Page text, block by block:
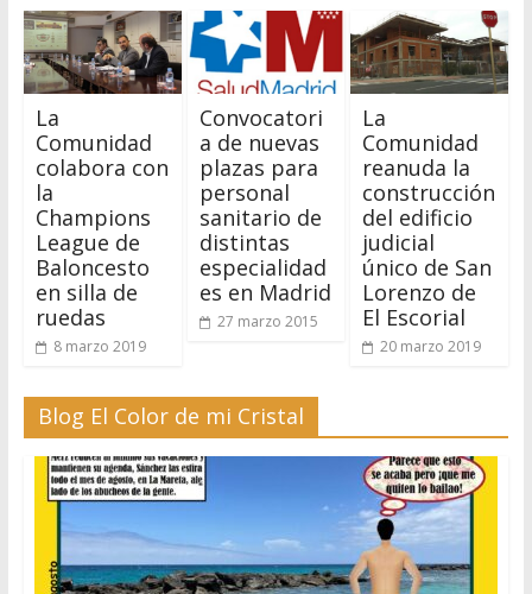
La
Comunidad
colabora con
la
Champions
League de
Baloncesto
en silla de
ruedas
8 marzo 2019
Convocatori
a de nuevas
plazas para
personal
sanitario de
distintas
especialidad
es en Madrid
27 marzo 2015
La
Comunidad
reanuda la
construcción
del edificio
judicial
único de San
Lorenzo de
El Escorial
20 marzo 2019
Blog El Color de mi Cristal